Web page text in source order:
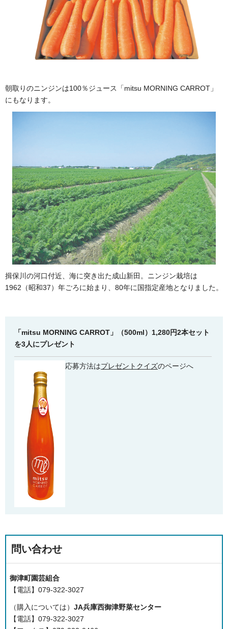
朝取りのニンジンは100％ジュース「mitsu MORNING CARROT」
にもなります。
揖保川の河口付近、海に突き出た成山新田。ニンジン栽培は
1962（昭和37）年ごろに始まり、80年に国指定産地となりました。
「mitsu MORNING CARROT」（500ml）1,280円2本セット
を3人にプレゼント
応募方法はプレゼントクイズのページへ
問い合わせ
御津町園芸組合
【電話】079-322-3027
（購入については） JA兵庫西御津野菜センター
【電話】079-322-3027